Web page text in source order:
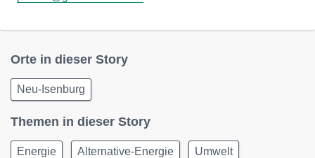
Orte in dieser Story
Neu-Isenburg
Themen in dieser Story
Energie Alternative-Energie Umwelt